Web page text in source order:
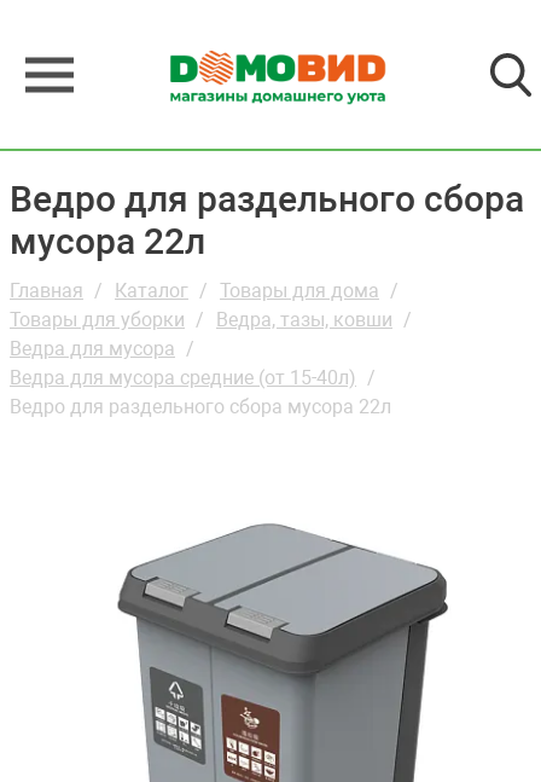
Ведро для раздельного сбора
мусора 22л
Главная Каталог
Товары для дома
Товары для уборки
Ведра, тазы, ковши
Ведра для мусора
Ведра для мусора средние (от 15-40л)
Ведро для раздельного сбора мусора 22л